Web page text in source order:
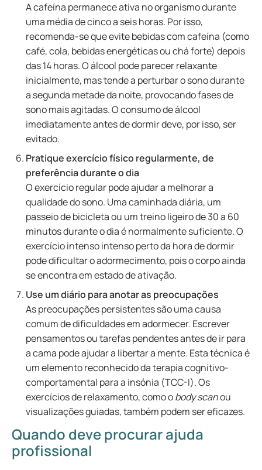
A cafeína permanece ativa no organismo durante
uma média de cinco a seis horas. Por isso,
recomenda-se que evite bebidas com cafeína (como
café, cola, bebidas energéticas ou chá forte) depois
das 14 horas. O álcool pode parecer relaxante
inicialmente, mas tende a perturbar o sono durante
a segunda metade da noite, provocando fases de
sono mais agitadas. O consumo de álcool
imediatamente antes de dormir deve, por isso, ser
evitado.
Pratique exercício físico regularmente, de
preferência durante o dia
O exercício regular pode ajudar a melhorar a
qualidade do sono. Uma caminhada diária, um
passeio de bicicleta ou um treino ligeiro de 30 a 60
minutos durante o dia é normalmente suficiente. O
exercício intenso intenso perto da hora de dormir
pode dificultar o adormecimento, pois o corpo ainda
se encontra em estado de ativação.
Use um diário para anotar as preocupações
As preocupações persistentes são uma causa
comum de dificuldades em adormecer. Escrever
pensamentos ou tarefas pendentes antes de ir para
a cama pode ajudar a libertar a mente. Esta técnica é
um elemento reconhecido da terapia cognitivo-
comportamental para a insónia (TCC-I). Os
exercícios de relaxamento, como obody scanou
visualizações guiadas, também podem ser eficazes.
Quando deve procurar ajuda
profissional